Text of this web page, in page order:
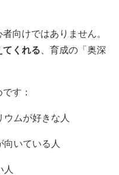
向けではありません。
てくれる 、育成の「奥深
す：
ウムが好きな人
向いている人
人